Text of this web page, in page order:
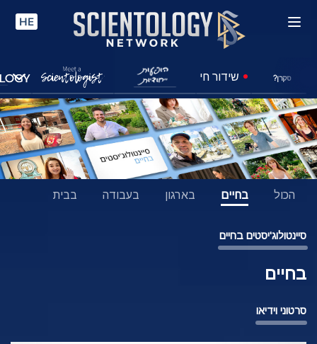
HE
סקרן? שידור חי
הכול בחיים בארגון בעבודה בבית
סיינטולוג'יסטים בחיים
בחיים
סרטוני וידיאו